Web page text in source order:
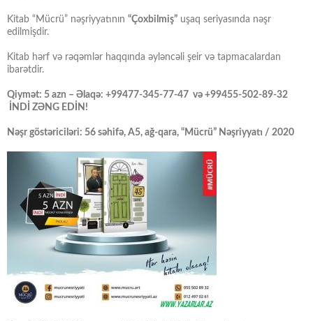
Kitab “Mücrü” nəşriyyatının “Çoxbilmiş” uşaq seriyasında nəşr
edilmişdir.
Kitab hərf və rəqəmlər haqqında əyləncəli şeir və tapmacalardan
ibarətdir.
Qiymət: 5 azn – Əlaqə: +99477-345-77-47 və +99455-502-89-32
İNDİ ZƏNG EDİN!
Nəşr göstəriciləri: 56 səhifə, A5, ağ-qara, “Mücrü” Nəşriyyatı / 2020